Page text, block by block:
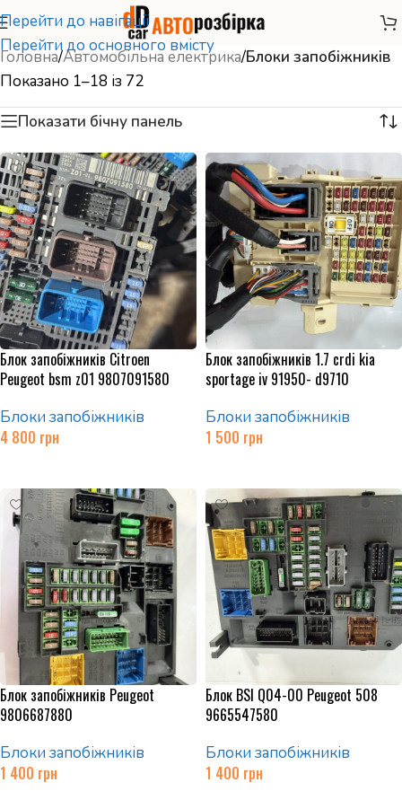
Перейти до навігації
Перейти до основного вмісту
Головна/Автомобільна електрика/Блоки запобіжників
Показано 1–18 із 72
Показати бічну панель
Блок запобіжників Citroen
Peugeot bsm z01 9807091580
Блоки запобіжників
4 800 грн
Блок запобіжників 1.7 crdi kia
sportage iv 91950- d9710
Блоки запобіжників
1 500 грн
Блок запобіжників Peugeot
9806687880
Блоки запобіжників
1 400 грн
Блок BSI Q04-00 Peugeot 508
9665547580
Блоки запобіжників
1 400 грн